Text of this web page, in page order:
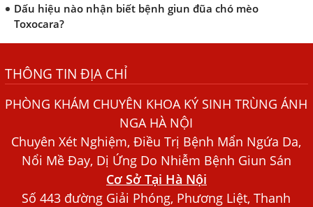
Dấu hiệu nào nhận biết bệnh giun đũa chó mèo
Toxocara?
Bệnh Chàm Và Những Yếu Tố Liên Quan Đến Bệnh Giun
Sán
Dấu Hiệu Ngứa Da, Dị Ứng, Nổi Mề Đay Do Nhiễm Sán
Bác sĩ Nguyễn Ngọc Ánh Phòng Khám Ánh Nga Đề Tài
Nghiên Cứu Khoa
Xét Nghiệm Giun Sán Gồm Những Loại Nào? Chi Phí Bao
THÔNG TIN ĐỊA CHỈ
PHÒNG KHÁM CHUYÊN KHOA KÝ SINH TRÙNG ÁNH
NGA HÀ NỘI
Chuyên Xét Nghiệm, Điều Trị Bệnh Mẩn Ngứa Da,
Nổi Mề Đay, Dị Ứng Do Nhiễm Bệnh Giun Sán
Cơ Sở Tại Hà Nội
Số 443 đường Giải Phóng, Phương Liệt, Thanh